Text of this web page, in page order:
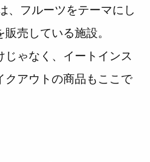
、フルーツをテーマにし
売している施設。
じゃなく、イートインス
クアウトの商品もここで